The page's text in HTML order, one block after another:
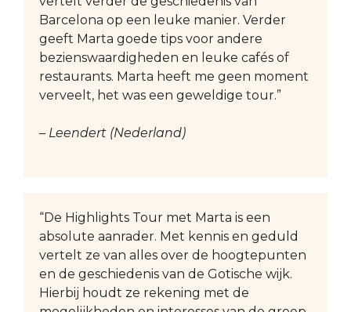
Barcelona op een leuke manier. Verder
geeft Marta goede tips voor andere
bezienswaardigheden en leuke cafés of
restaurants. Marta heeft me geen moment
verveelt, het was een geweldige tour.”
– Leendert (Nederland)
“De Highlights Tour met Marta is een
absolute aanrader. Met kennis en geduld
vertelt ze van alles over de hoogtepunten
en de geschiedenis van de Gotische wijk.
Hierbij houdt ze rekening met de